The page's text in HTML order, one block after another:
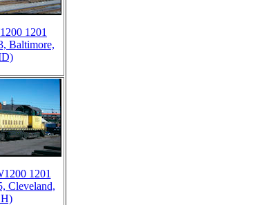
1201
Baltimore,
1201
Cleveland,